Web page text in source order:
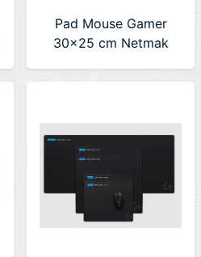
Pad Mouse Gamer
30x25 cm Netmak